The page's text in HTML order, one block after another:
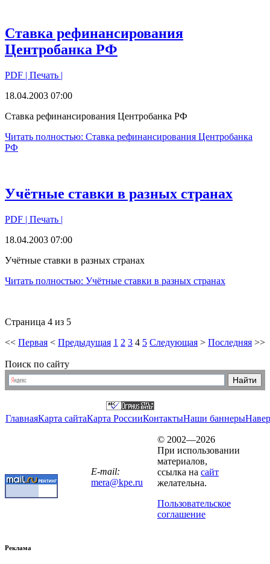
Ставка рефинансирования
Центробанка РФ
PDF | Печать |
18.04.2003 07:00
Ставка рефинансирования Центробанка РФ
Читать полностью: Ставка рефинансирования Центробанка
РФ
Учётные ставки в разных странах
PDF | Печать |
18.04.2003 07:00
Учётные ставки в разных странах
Читать полностью: Учётные ставки в разных странах
Страница 4 из 5
<< Первая < Предыдущая 1 2 3 4 5 Следующая > Последняя >>
Поиск по сайту
ГлавнаяКарта сайтаКарта РоссииКонтактыНаши баннеры
E-mail:
mera@kpe.ru
© 2002—2026
При использовании
материалов,
ссылка на сайт
желательна.
Пользовательское
соглашение
Реклама